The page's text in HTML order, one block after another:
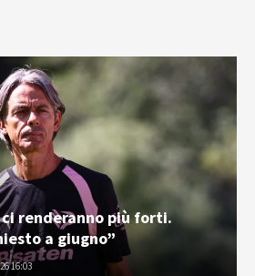
renderanno più forti.
a giugno”
16:03